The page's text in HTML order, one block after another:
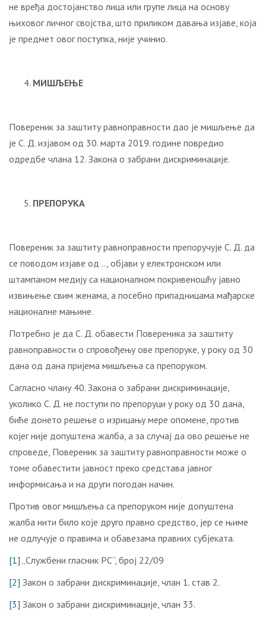
не вређа достојанство лица или групе лица на основу
њиховог личног својства, што приликом давања изјаве, која
је предмет овог поступка, није учинио.
МИШЉЕЊЕ
Повереник за заштиту равноправности дао је мишљење да
је С. Д. изјавом од 30. марта 2019. године повредио
одредбе члана 12. Закона о забрани дискриминације.
ПРЕПОРУКА
Повереник за заштиту равноправности препоручује С. Д. да
се поводом изјаве од .., објави у електронском или
штампаном медију са националном покривеношћу јавно
извињење свим женама, а посебно припадницама мађарске
националне мањине.
Потребно је да С. Д. обавести Повереника за заштиту
равноправности о спровођењу ове препоруке, у року од 30
дана од дана пријема мишљења са препоруком.
Сагласно члану 40. Закона о забрани дискриминације,
уколико С. Д. не поступи по препоруци у року од 30 дана,
биће донето решење о изрицању мере опомене, против
којег није допуштена жалба, а за случај да ово решење не
спроведе, Повереник за заштиту равноправности може о
томе обавестити јавност преко средстава јавног
информисања и на други погодан начин.
Против овог мишљења са препоруком није допуштена
жалба нити било које друго правно средство, јер се њиме
не одлучује о правима и обавезама правних субјеката.
[1] „Службени гласник РС“, број 22/09
[2] Закон о забрани дискриминације, члан 1. став 2.
[3] Закон о забрани дискриминације, члан 33.